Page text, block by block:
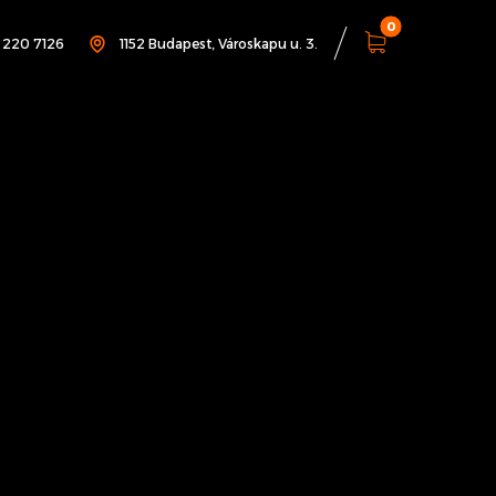
1152 Budapest, Városkapu u. 3.
220 7126